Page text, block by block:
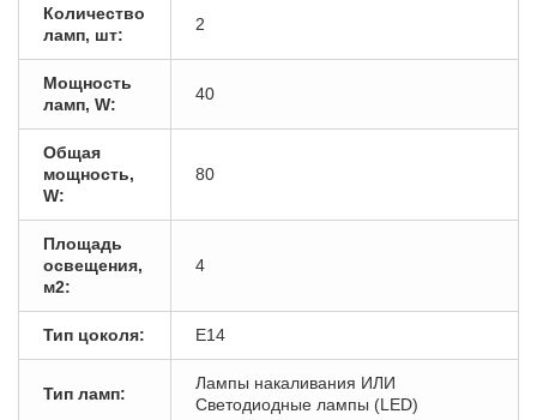
Количество
ламп, шт:
2
Мощность
ламп, W:
40
Общая
мощность,
W:
80
Площадь
освещения,
м2:
4
Тип цоколя: E14
Тип ламп:
Лампы накаливания ИЛИ
Светодиодные лампы (LED)